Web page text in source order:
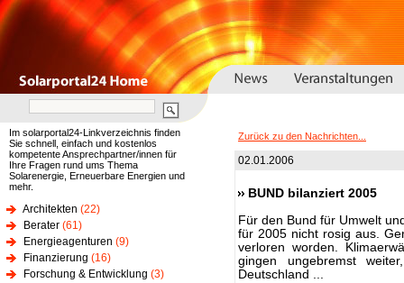
Im solarportal24-Linkverzeichnis finden
Sie schnell, einfach und kostenlos
kompetente Ansprechpartner/innen für
Ihre Fragen rund ums Thema
Solarenergie, Erneuerbare Energien und
mehr.
Architekten (22)
Berater (61)
Energieagenturen (9)
Finanzierung (16)
Forschung & Entwicklung (3)
Zurück zu den Nachrichten...
02.01.2006
BUND bilanziert 2005
Für den Bund für Umwelt
für 2005 nicht rosig aus.
verloren worden.
gingen ungebremst
Deutschland ...